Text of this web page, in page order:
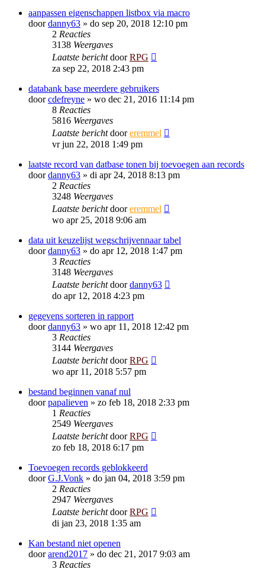
aanpassen eigenschappen listbox via macro
doordanny63 » do sep 20, 2018 12:10 pm
2 Reacties
3138 Weergaves
Laatste berichtdoorRPG
za sep 22, 2018 2:43 pm
databank base meerdere gebruikers
doorcdefreyne » wo dec 21, 2016 11:14 pm
8 Reacties
5816 Weergaves
Laatste berichtdooreremmel
vr jun 22, 2018 1:49 pm
laatste record van datbase tonen bij toevoegen aan records
doordanny63 » di apr 24, 2018 8:13 pm
2 Reacties
3248 Weergaves
Laatste berichtdooreremmel
wo apr 25, 2018 9:06 am
data uit keuzelijst wegschrijvennaar tabel
doordanny63 » do apr 12, 2018 1:47 pm
3 Reacties
3148 Weergaves
Laatste berichtdoordanny63
do apr 12, 2018 4:23 pm
gegevens sorteren in rapport
doordanny63 » wo apr 11, 2018 12:42 pm
3 Reacties
3144 Weergaves
Laatste berichtdoorRPG
wo apr 11, 2018 5:57 pm
bestand beginnen vanaf nul
doorpapalieven » zo feb 18, 2018 2:33 pm
1 Reacties
2549 Weergaves
Laatste berichtdoorRPG
zo feb 18, 2018 6:17 pm
Toevoegen records geblokkeerd
doorG.J.Vonk » do jan 04, 2018 3:59 pm
2 Reacties
2947 Weergaves
Laatste berichtdoorRPG
di jan 23, 2018 1:35 am
Kan bestand niet openen
doorarend2017 » do dec 21, 2017 9:03 am
3 Reacties